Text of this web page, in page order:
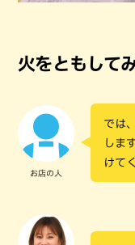
火をともして
お店の人
では
しま
けて